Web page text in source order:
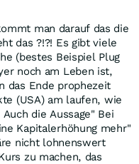
man darauf das die
das ?!?! Es gibt viele
(bestes Beispiel Plug
noch am Leben ist,
das Ende prophezeit
(USA) am laufen, wie
die Aussage" Bei
Kapitalerhöhung mehr"
nicht lohnenswert
zu machen, das